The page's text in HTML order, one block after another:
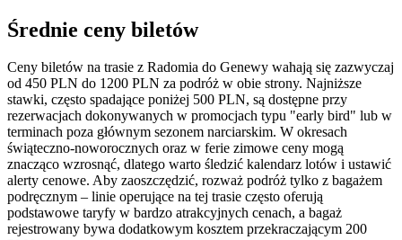
Średnie ceny biletów
Ceny biletów na trasie z Radomia do Genewy wahają się zazwyczaj
od 450 PLN do 1200 PLN za podróż w obie strony. Najniższe
stawki, często spadające poniżej 500 PLN, są dostępne przy
rezerwacjach dokonywanych w promocjach typu "early bird" lub w
terminach poza głównym sezonem narciarskim. W okresach
świąteczno-noworocznych oraz w ferie zimowe ceny mogą
znacząco wzrosnąć, dlatego warto śledzić kalendarz lotów i ustawić
alerty cenowe. Aby zaoszczędzić, rozważ podróż tylko z bagażem
podręcznym – linie operujące na tej trasie często oferują
podstawowe taryfy w bardzo atrakcyjnych cenach, a bagaż
rejestrowany bywa dodatkowym kosztem przekraczającym 200